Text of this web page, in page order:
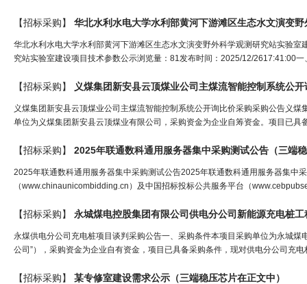
【招标采购】
华北水利水电大学水利部黄河下游滩区生态水文演变野外科学观测研究站实验
究站实验室建设项目技术参数公示浏览量：81发布时间：2025/12/2617:41:00
【招标采购】 义煤集团新安县云顶煤业公司主煤流智能控制系统公
义煤集团新安县云顶煤业公司主煤流智能控制系统公开询比价采购采购公告义
单位为义煤集团新安县云顶煤业有限公司，采购资金为企业自筹资金。项目已
【招标采购】 2025年联通数科通用服务器集中采购测试公告（三端
2025年联通数科通用服务器集中采购测试公告2025年联通数科通用服务器集
（www.chinaunicombidding.cn）及中国招标投标公共服务平台（
【招标采购】 永城煤电控股集团有限公司供电分公司新能源充电桩
永煤供电分公司充电桩项目谈判采购公告一、采购条件本项目采购单位为永城
公司”），采购资金为企业自有资金，项目已具备采购条件，现对供电分公司充
【招标采购】 某专修室建设需求公示（三端稳压芯片在正文中）